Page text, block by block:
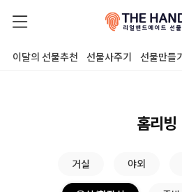
이달의 선물추천 선물사주기 선물만들
홈리빙
거실 야외